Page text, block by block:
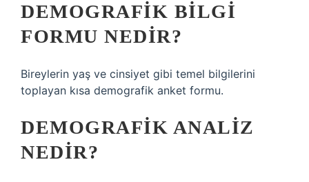
DEMOGRAFIK BILGI
FORMU NEDIR?
Bireylerin yaş ve cinsiyet gibi temel bilgilerini
toplayan kısa demografik anket formu.
DEMOGRAFIK ANALIZ
NEDIR?